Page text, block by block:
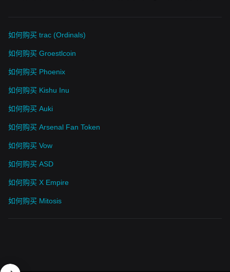
如何购买 trac (Ordinals)
如何购买 Groestlcoin
如何购买 Phoenix
如何购买 Kishu Inu
如何购买 Auki
如何购买 Arsenal Fan Token
如何购买 Vow
如何购买 ASD
如何购买 X Empire
如何购买 Mitosis